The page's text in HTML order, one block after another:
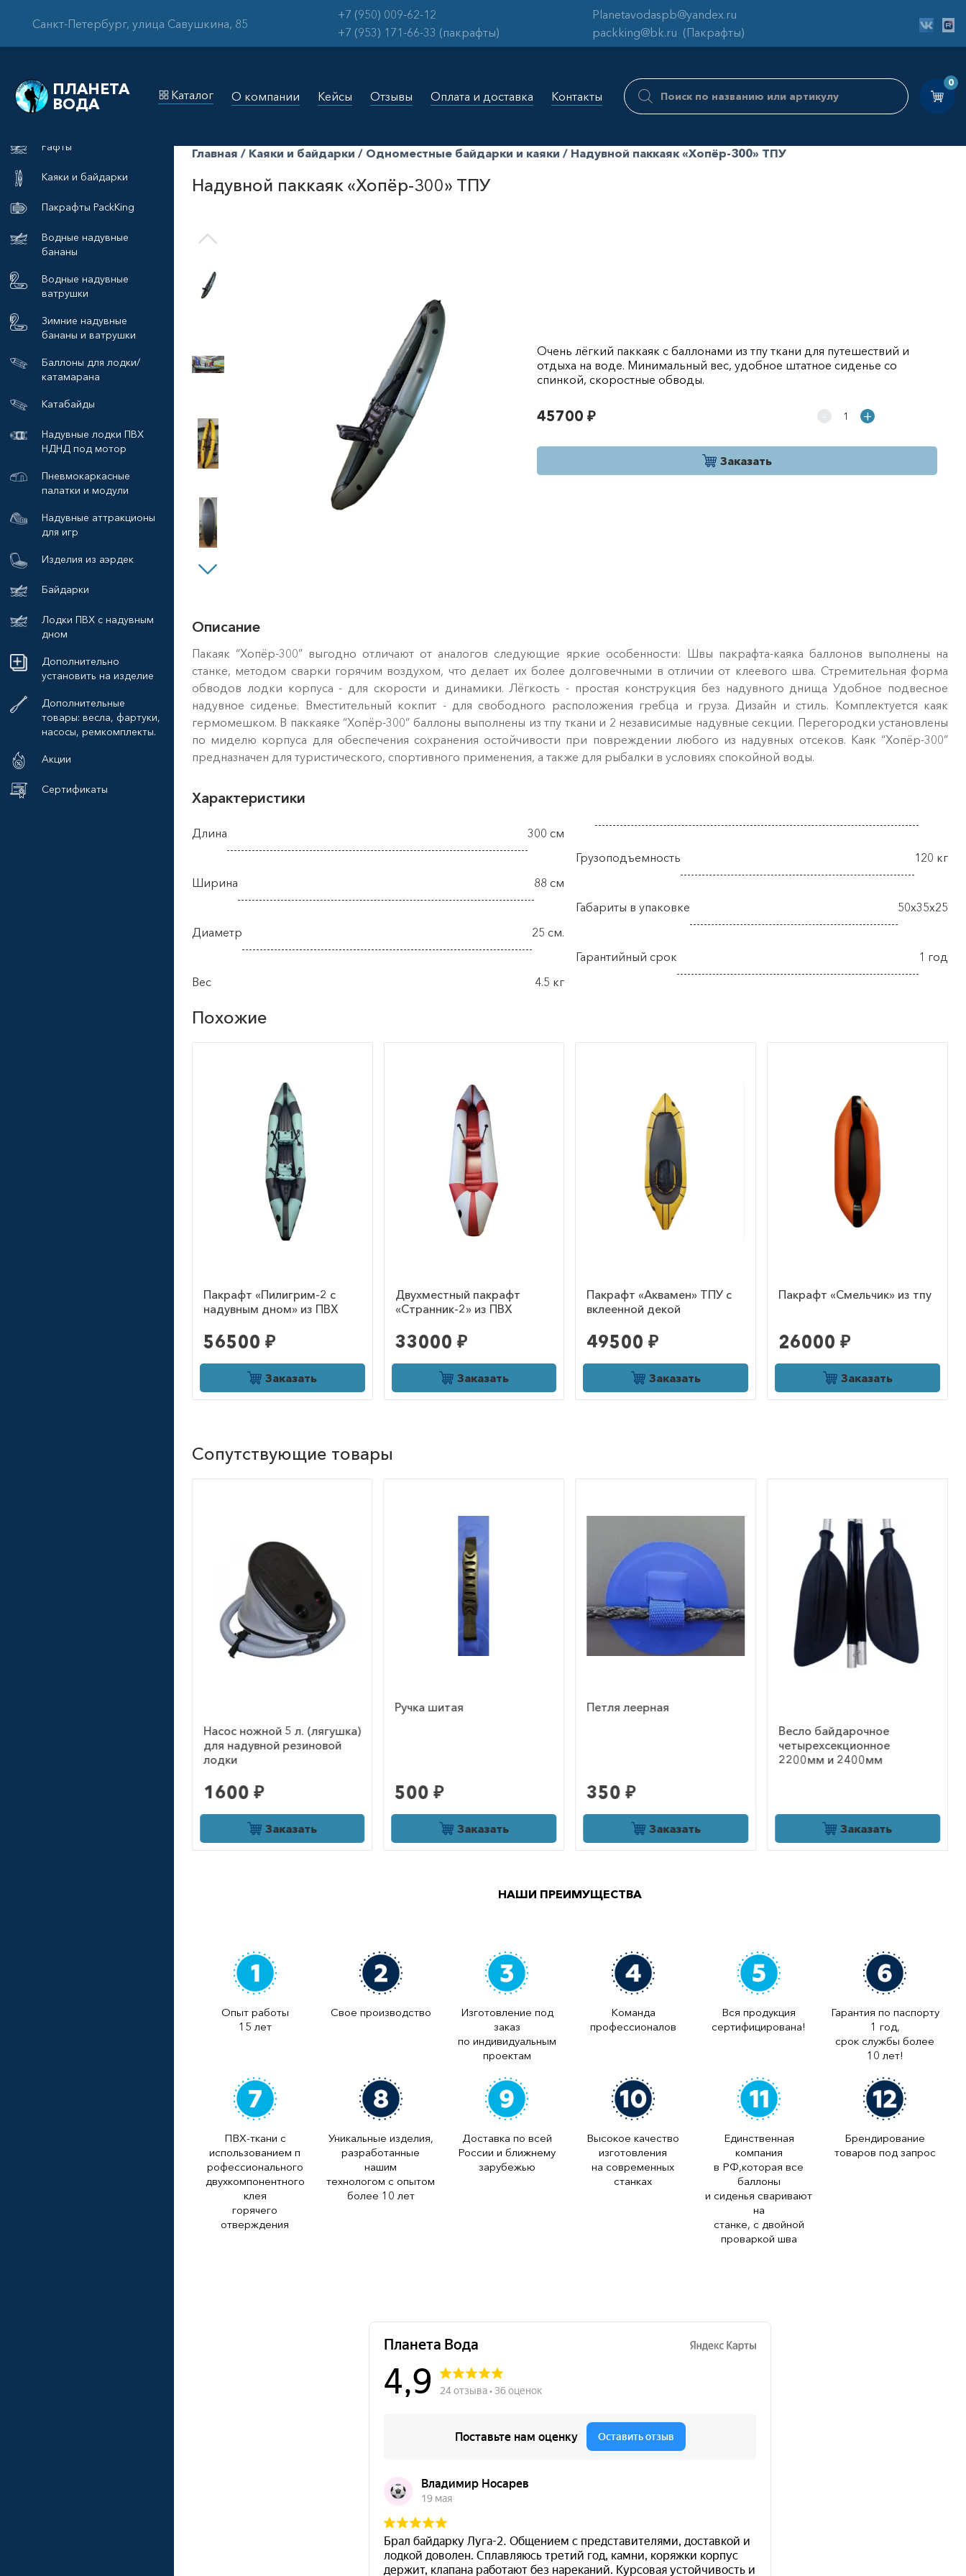
Санкт-Петербург, улица Савушкина, 85
+7 (950) 009-62-12
+7 (953) 171-66-33 (пакрафты)
Planetavodaspb@yandex.ru
packking@bk.ru (Пакрафты)
ПЛАНЕТА
ВОДА
Каталог О компании Кейсы Отзывы Оплата и доставка Контакты
Поиск
товаров
0
Рафты
Каяки и байдарки
Пакрафты PackKing
Водные надувные
бананы
Водные надувные
ватрушки
Зимние надувные
бананы и ватрушки
Баллоны для лодки/
катамарана
Катабайды
Надувные лодки ПВХ
НДНД под мотор
Пневмокаркасные
палатки и модули
Надувные аттракционы
для игр
Изделия из аэрдек
Байдарки
Лодки ПВХ с надувным
дном
Дополнительно
установить на изделие
Дополнительные
товары: весла, фартуки,
насосы, ремкомплекты.
Акции
Сертификаты
Главная / Каяки и байдарки / Одноместные байдарки и каяки / Надувной паккаяк «Хопёр-300» ТПУ
Надувной паккаяк «Хопёр-300» ТПУ
Очень лёгкий паккаяк с баллонами из тпу ткани для путешествий и
отдыха на воде. Минимальный вес, удобное штатное сиденье со
спинкой, скоростные обводы.
45700 ₽ - +
Заказать
Описание
Пакаяк “Хопёр-300” выгодно отличают от аналогов следующие яркие особенности: Швы пакрафта-каяка баллонов выполнены на
станке, методом сварки горячим воздухом, что делает их более долговечными в отличии от клеевого шва. Стремительная форма
обводов лодки корпуса - для скорости и динамики. Лёгкость - простая конструкция без надувного днища Удобное подвесное
надувное сиденье. Вместительный кокпит - для свободного расположения гребца и груза. Дизайн и стиль. Комплектуется каяк
гермомешком. В паккаяке “Хопёр-300” баллоны выполнены из тпу ткани и 2 независимые надувные секции. Перегородки установлены
по миделю корпуса для обеспечения сохранения остойчивости при повреждении любого из надувных отсеков. Каяк “Хопёр-300”
предназначен для туристического, спортивного применения, а также для рыбалки в условиях спокойной воды.
Характеристики
Длина 300 см
Ширина 88 см
Диаметр 25 см.
Вес 4.5 кг
Грузоподъемность 120 кг
Габариты в упаковке 50х35х25
Гарантийный срок 1 год
Похожие
Пакрафт «Пилигрим-2 с
надувным дном» из ПВХ
56500 ₽
Заказать
Двухместный пакрафт
«Странник-2» из ПВХ
33000 ₽
Заказать
Пакрафт «Аквамен» ТПУ с
вклеенной декой
49500 ₽
Заказать
Пакрафт «Смельчик» из тпу
26000 ₽
Заказать
Сопутствующие товары
500 ₽
Заказать
Петля леерная
350 ₽
Заказать Заказать
Универсальная сумка-
рюкзак на нос пакрафта
Заказать
НАШИ ПРЕИМУЩЕСТВА
Опыт работы
15 лет
Свое производство
Изготовление под
заказ
по индивидуальным
проектам
Команда
профессионалов
Вся продукция
сертифицирована!
Гарантия по паспорту
1 год,
срок службы более
10 лет!
ПВХ-ткани с
использованием п
рофессионального
двухкомпонентного
клея
горячего
отверждения
Уникальные изделия,
разработанные
нашим
технологом с опытом
более 10 лет
Доставка по всей
России и ближнему
зарубежью
Высокое качество
изготовления
на современных
станках
Единственная
компания
в РФ,которая все
баллоны
и сиденья сваривают
на
станке, с двойной
проваркой шва
Брендирование
товаров под запрос